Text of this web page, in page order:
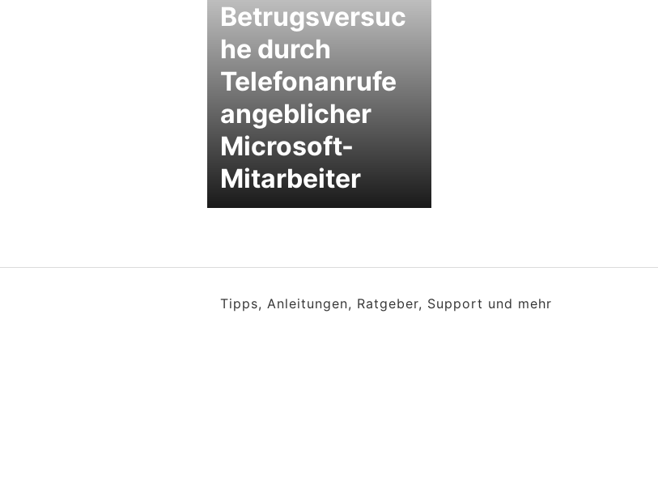
Betrugsversuc
he durch
Telefonanrufe
angeblicher
Microsoft-
Mitarbeiter
Tipps, Anleitungen, Ratgeber, Support und mehr